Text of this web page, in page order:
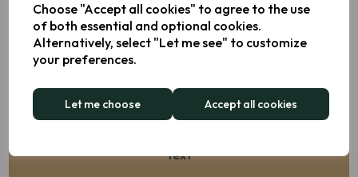
Choose "Accept all cookies" to agree to the use
of both essential and optional cookies.
Alternatively, select "Let me see" to customize
your preferences.
Let me choose Accept all cookies
Text